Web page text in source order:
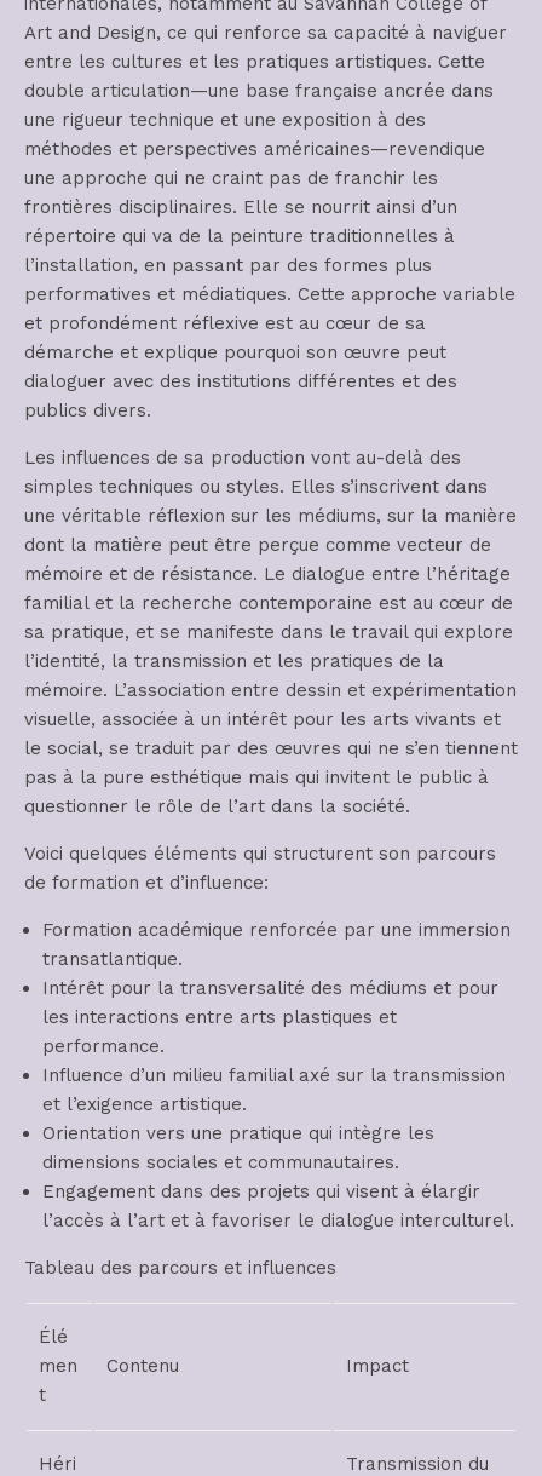
Art and Design, ce qui renforce sa capacité à naviguer
entre les cultures et les pratiques artistiques. Cette
double articulation—une base française ancrée dans
une rigueur technique et une exposition à des
méthodes et perspectives américaines—revendique
une approche qui ne craint pas de franchir les
frontières disciplinaires. Elle se nourrit ainsi d’un
répertoire qui va de la peinture traditionnelles à
l’installation, en passant par des formes plus
performatives et médiatiques. Cette approche variable
et profondément réflexive est au cœur de sa
démarche et explique pourquoi son œuvre peut
dialoguer avec des institutions différentes et des
publics divers.
Les influences de sa production vont au-delà des
simples techniques ou styles. Elles s’inscrivent dans
une véritable réflexion sur les médiums, sur la manière
dont la matière peut être perçue comme vecteur de
mémoire et de résistance. Le dialogue entre l’héritage
familial et la recherche contemporaine est au cœur de
sa pratique, et se manifeste dans le travail qui explore
l’identité, la transmission et les pratiques de la
mémoire. L’association entre dessin et expérimentation
visuelle, associée à un intérêt pour les arts vivants et
le social, se traduit par des œuvres qui ne s’en tiennent
pas à la pure esthétique mais qui invitent le public à
questionner le rôle de l’art dans la société.
Voici quelques éléments qui structurent son parcours
de formation et d’influence:
Formation académique renforcée par une immersion
transatlantique.
Intérêt pour la transversalité des médiums et pour
les interactions entre arts plastiques et
performance.
Influence d’un milieu familial axé sur la transmission
et l’exigence artistique.
Orientation vers une pratique qui intègre les
dimensions sociales et communautaires.
Engagement dans des projets qui visent à élargir
l’accès à l’art et à favoriser le dialogue interculturel.
Tableau des parcours et influences
Élé
men
t
Contenu Impact
Héri
Transmission du